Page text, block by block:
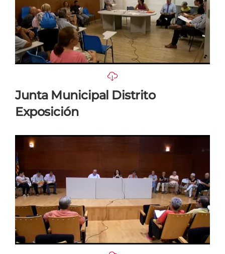
Junta Municipal Distrito
Exposición